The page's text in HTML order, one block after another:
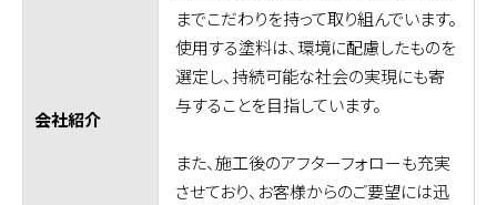
会社紹介
までこだわりを持って取り組んでいます。
使用する塗料は、環境に配慮したものを
選定し、持続可能な社会の実現にも寄
与することを目指しています。
また、施工後のアフターフォローも充実
させており、お客様からのご要望には迅